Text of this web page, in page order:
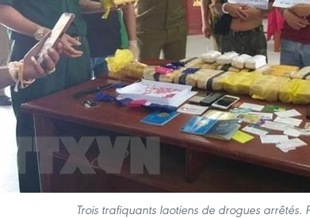
Trois trafiquants laotiens de drogues arrêtés.